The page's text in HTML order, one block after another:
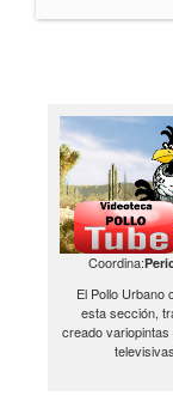
Coordina:
El Pollo Urbano
esta sección,
creado variopintas